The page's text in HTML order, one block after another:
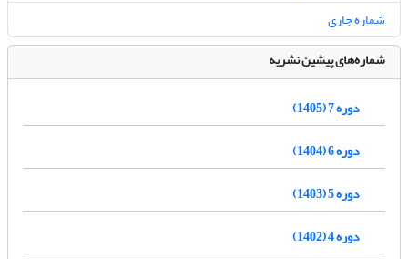
شماره جاری
شماره‌های پیشین نشریه
دوره 7 (1405)
دوره 6 (1404)
دوره 5 (1403)
دوره 4 (1402)